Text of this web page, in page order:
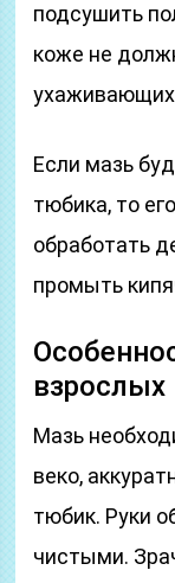
подсушить
коже не
ухаживающих
Если мазь
тюбика, то
обработать
промыть
взрослых
Мазь
веко,
тюбик. Руки
чистыми.